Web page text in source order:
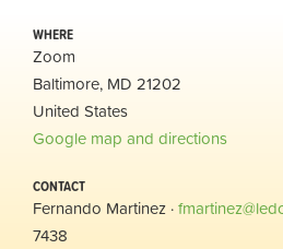
WHERE
Zoom
Baltimore, MD 21202
United States
Google map and directions
CONTACT
Fernando Martinez ·
7438